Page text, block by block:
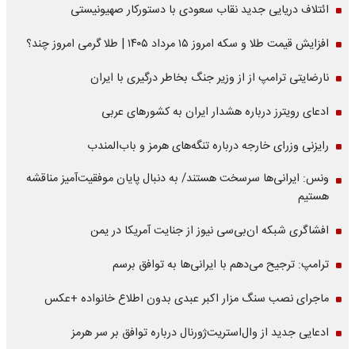
ائتلاف دریایی جدید نقاب سعودی با دستورکار صهیونیستی
افزایش قیمت طلا و سکه امروز ۱۵ مرداد ۱۴۰۵ | طلا گرمی امروز چند؟
نارضایتی ترامپ از از وزیر جنگ بخاطر درگیری با ایران
ادعای رویترز درباره هشدار ایران به کشورهای عربی
رایزنی وزرای خارجه درباره تنگه‌های هرمز و باب‌المندب
ونس: ایرانی‌ها سرسخت هستند/ به دنبال پایان موفقیت‌آمیز مناقشه
هستیم
افشاگری شبکه ان‌بی‌سی نیوز از جنایت آمریکا در یمن
ترامپ: ترجیح می‌دهم با ایرانی‌‌ها به توافق برسم
ماجرای نصب سنگ مزار اکبر عبدی بدون اطلاع خانواده +عکس
ادعایی جدید از وال‌استریت‌ژورنال درباره توافق بر سر هرمز